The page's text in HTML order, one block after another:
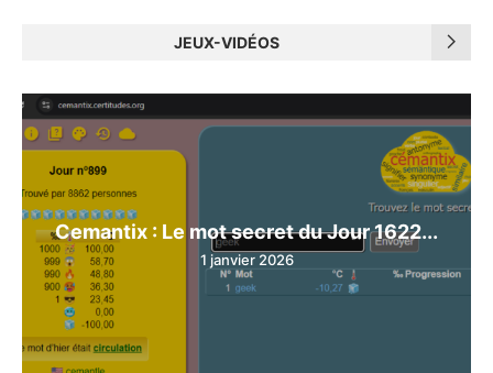
JEUX-VIDÉOS
Cemantix : Le mot secret du Jour 1622...
1 janvier 2026